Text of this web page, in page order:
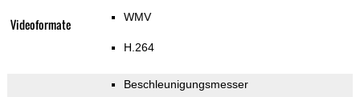
Videoformate WMV
H.264
Beschleunigungsmesser